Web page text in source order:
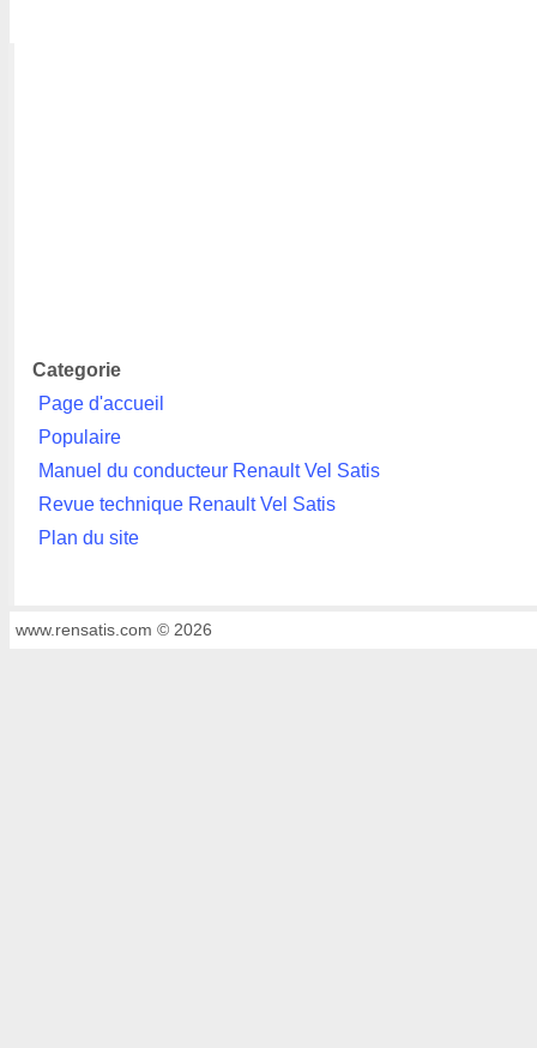
Categorie
Page d'accueil
Populaire
Manuel du conducteur Renault Vel Satis
Revue technique Renault Vel Satis
Plan du site
www.rensatis.com © 2026